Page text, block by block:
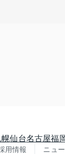
仙台名古屋福
用情報 ニュ